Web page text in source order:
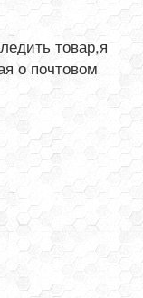
товар,я
о почтовом